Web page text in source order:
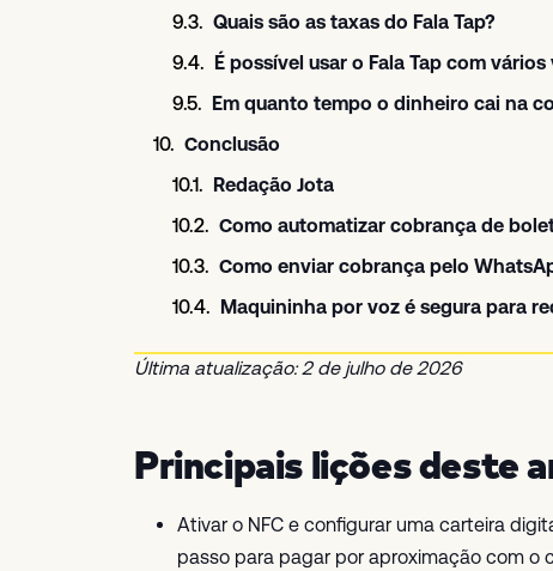
Quais são as taxas do Fala Tap?
É possível usar o Fala Tap com
Em quanto tempo o dinheiro cai na
Conclusão
Redação Jota
Como automatizar cobrança de
Como enviar cobrança pelo
Maquininha por voz é segura para
Última atualização: 2 de julho de 2026
Principais lições deste
Ativar o NFC e configurar uma carteira
passo para pagar por aproximação com o